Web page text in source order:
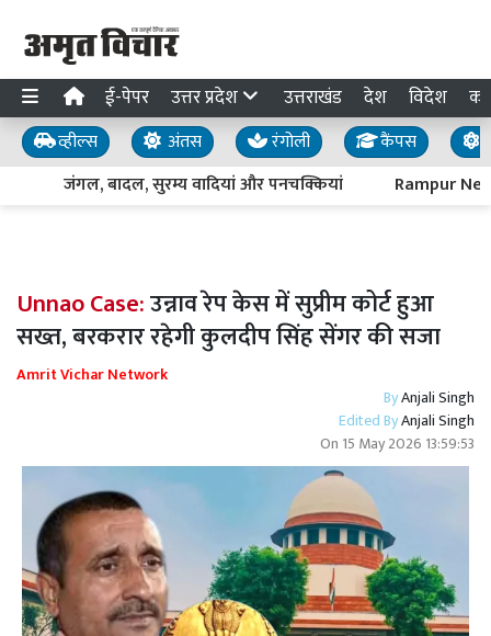
ई-पेपर उत्तर प्रदेश उत्तराखंड देश विदेश
व्हील्स अंतस रंगोली कैंपस
जंगल, बादल, सुरम्य वादियां और पनचक्कियां
Rampur
Unnao Case:उन्नाव रेप केस में सुप्रीम कोर्ट हुआ
सख्त, बरकरार रहेगी कुलदीप सिंह सेंगर की सजा
Amrit Vichar Network
ByAnjali Singh
Edited ByAnjali Singh
On 15 May 2026 13:59:53